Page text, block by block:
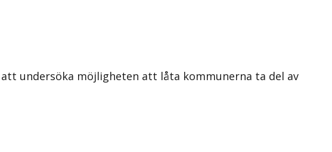
undersöka möjligheten att låta kommunerna ta del av